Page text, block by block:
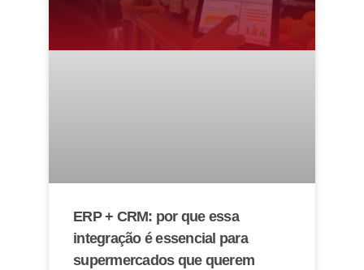
ERP + CRM: por que essa
integração é essencial para
supermercados que querem